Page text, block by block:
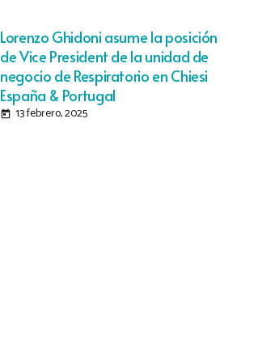
Lorenzo Ghidoni asume la posición
de Vice President de la unidad de
negocio de Respiratorio en Chiesi
España & Portugal
today 13 febrero, 2025